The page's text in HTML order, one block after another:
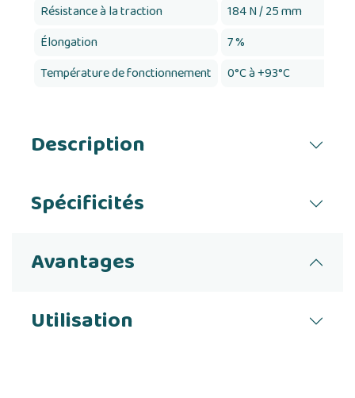
Résistance à la traction
184 N / 25 mm
Élongation
7 %
Température de fonctionnement
0°C à +93°C
Description
Spécificités
Avantages
Utilisation